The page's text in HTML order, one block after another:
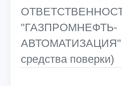
"ГАЗПРОМНЕФТЬ-
АВТОМАТИЗАЦИЯ"
средства поверки)